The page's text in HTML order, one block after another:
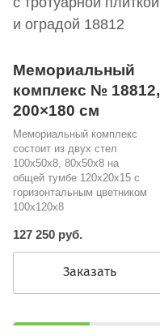
Мемориальный
комплекс № 18812,
200×180 см
Мемориальный комплекс
состоит из двух стел
100х50х8, 80х50х8 на
общей тумбе 120х20х15 с
горизонтальным цветником
100х120х8
127 250 руб.
Заказать